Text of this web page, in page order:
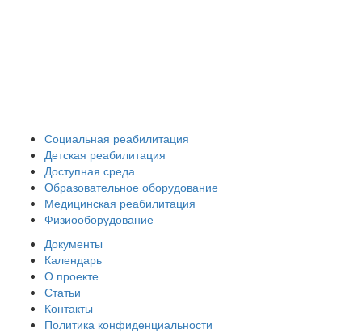
Социальная реабилитация
Детская реабилитация
Доступная среда
Образовательное оборудование
Медицинская реабилитация
Физиооборудование
Документы
Календарь
О проекте
Статьи
Контакты
Политика конфиденциальности